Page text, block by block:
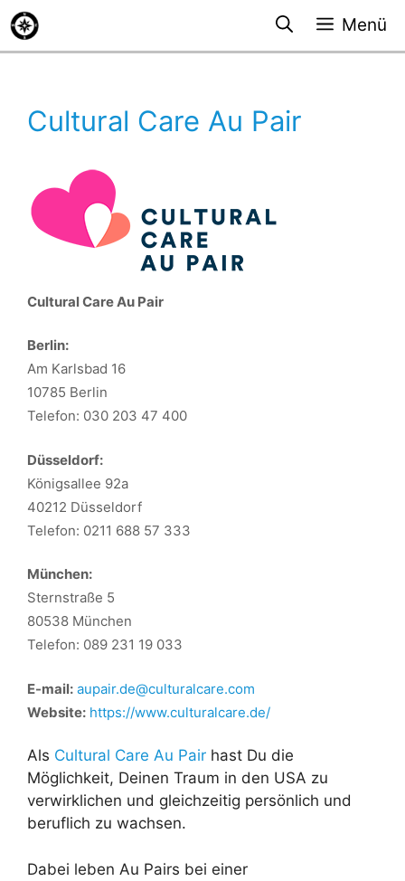
Zum
Inhalt
springen
Menü
Cultural Care Au Pair
Cultural Care Au Pair
Berlin:
Am Karlsbad 16
10785 Berlin
Telefon: 030 203 47 400
Düsseldorf:
Königsallee 92a
40212 Düsseldorf
Telefon: 0211 688 57 333
München:
Sternstraße 5
80538 München
Telefon: 089 231 19 033
E-mail: aupair.de@culturalcare.com
Website: https://www.culturalcare.de/
Als Cultural Care Au Pair hast Du die
Möglichkeit, Deinen Traum in den USA zu
verwirklichen und gleichzeitig persönlich und
beruflich zu wachsen.
Dabei leben Au Pairs bei einer